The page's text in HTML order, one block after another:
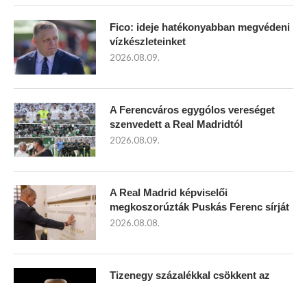
Fico: ideje hatékonyabban megvédeni
vízkészleteinket
2026.08.09.
A Ferencváros egygólos vereséget
szenvedett a Real Madridtól
2026.08.09.
A Real Madrid képviselői
megkoszorúzták Puskás Ferenc sírját
2026.08.08.
Tizenegy százalékkal csökkent az